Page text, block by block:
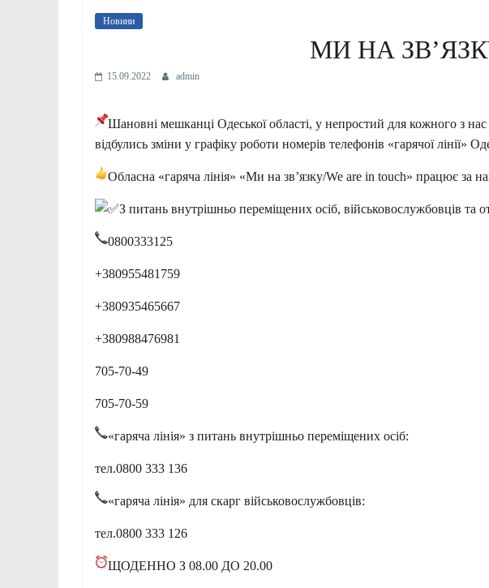
Новини
МИ НА
15.09.2022 admin
Шановні мешканці Одеської області, у непростий для кожного з
відбулись зміни у графіку роботи номерів телефонів «гарячої лінії»
Обласна «гаряча лінія» «Ми на зв’язку/We are in touch» працює за
З питань внутрішньо переміщених осіб, військовослужбовців та
0800333125
+380955481759
+380935465667
+380988476981
705-70-49
705-70-59
«гаряча лінія» з питань внутрішньо переміщених осіб:
тел.0800 333 136
«гаряча лінія» для скарг військовослужбовців:
тел.0800 333 126
ЩОДЕННО З 08.00 ДО 20.00